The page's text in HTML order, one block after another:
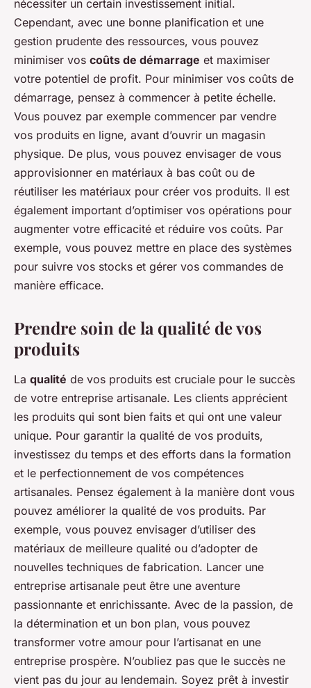
nécessiter un certain investissement initial.
Cependant, avec une bonne planification et une
gestion prudente des ressources, vous pouvez
minimiser vos coûts de démarrage et maximiser
votre potentiel de profit. Pour minimiser vos coûts de
démarrage, pensez à commencer à petite échelle.
Vous pouvez par exemple commencer par vendre
vos produits en ligne, avant d’ouvrir un magasin
physique. De plus, vous pouvez envisager de vous
approvisionner en matériaux à bas coût ou de
réutiliser les matériaux pour créer vos produits. Il est
également important d’optimiser vos opérations pour
augmenter votre efficacité et réduire vos coûts. Par
exemple, vous pouvez mettre en place des systèmes
pour suivre vos stocks et gérer vos commandes de
manière efficace.
Prendre soin de la qualité de vos
produits
La qualité de vos produits est cruciale pour le succès
de votre entreprise artisanale. Les clients apprécient
les produits qui sont bien faits et qui ont une valeur
unique. Pour garantir la qualité de vos produits,
investissez du temps et des efforts dans la formation
et le perfectionnement de vos compétences
artisanales. Pensez également à la manière dont vous
pouvez améliorer la qualité de vos produits. Par
exemple, vous pouvez envisager d’utiliser des
matériaux de meilleure qualité ou d’adopter de
nouvelles techniques de fabrication. Lancer une
entreprise artisanale peut être une aventure
passionnante et enrichissante. Avec de la passion, de
la détermination et un bon plan, vous pouvez
transformer votre amour pour l’artisanat en une
entreprise prospère. N’oubliez pas que le succès ne
vient pas du jour au lendemain. Soyez prêt à investir